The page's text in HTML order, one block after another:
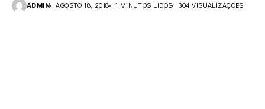
ADMIN AGOSTO 18, 2018 1 MINUTOS LIDOS 304 VISUALIZAÇÕES